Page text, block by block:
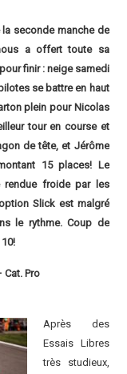
seconde manche de
a offert toute sa
finir : neige samedi
se battre en haut
plein pour Nicolas
tour en course et
de tête, et Jérôme
15 places! Le
rendue froide par les
Slick est malgré
le rythme. Coup de
Cat. Pro
Après des
Essais Libres
très studieux,